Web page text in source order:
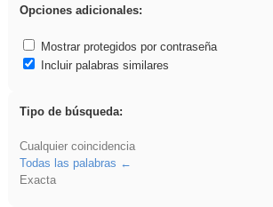
Opciones adicionales:
Mostrar protegidos por contraseña
Incluir palabras similares
Tipo de búsqueda:
Cualquier coincidencia
Todas las palabras
Exacta